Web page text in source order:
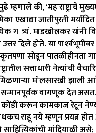
म्हणाले की, ‘महाराष्ट्राचे
एखाद्या जातीपुरती
ग. त्र्यं. माडखोलकर यांनी
दिले होते. या
सोडून पातळीहीनता
सत्ताधारी नेत्यांची
मॉलसारखी झाली
सन्मानपूर्वक वागणूक देत
कोंडी करून कामकाज रेटून
राहू नये म्हणून प्रयत्न
साहित्यिकांची मांदियाळी